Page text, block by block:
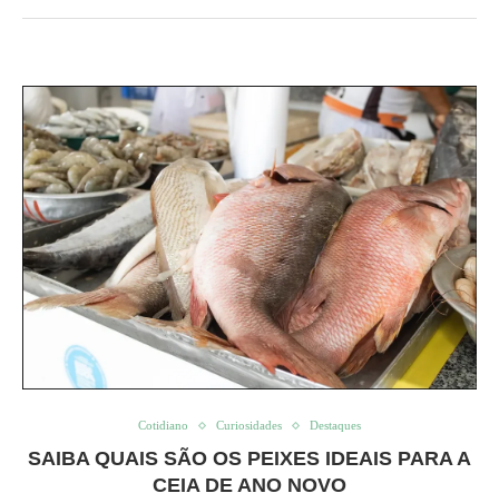
Cotidiano Curiosidades Destaques
SAIBA QUAIS SÃO OS PEIXES IDEAIS PARA A
CEIA DE ANO NOVO